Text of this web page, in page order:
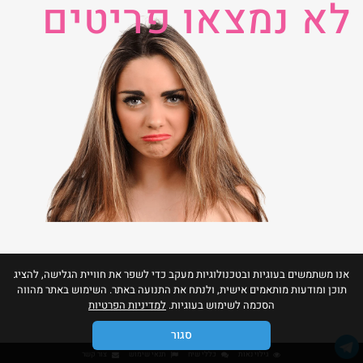
לא נמצאו פריטים
אנו משתמשים בעוגיות ובטכנולוגיות מעקב כדי לשפר את חוויית הגלישה, להציג
תוכן ומודעות מותאמים אישית, ולנתח את התנועה באתר. השימוש באתר מהווה
הסכמה לשימוש בעוגיות. למדיניות הפרטיות
סגור